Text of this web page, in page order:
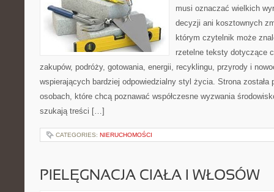
musi oznaczać wielkich
decyzji ani kosztownych
którym czytelnik może
rzetelne teksty dotyczące
zakupów, podróży, gotowania, energii, recyklingu, przyrody i
wspierających bardziej odpowiedzialny styl życia. Strona została
osobach, które chcą poznawać współczesne wyzwania
szukają treści […]
CATEGORIES: NIERUCHOMOŚCI
PIELĘGNACJA CIAŁA I WŁOSÓW